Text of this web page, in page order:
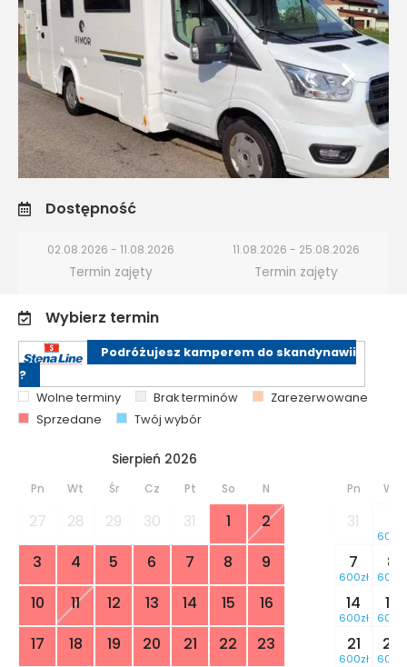
Dostępność
02.08.2026 - 11.08.2026
Termin zajęty
11.08.2026 - 25.08.2026
Termin zajęty
Wybierz termin
Podróżujesz kamperem do skandynawii
?
Wolne terminy
Brak terminów
Zarezerwowane
Sprzedane
Twój wybór
Sierpień 2026
Pn Wt Śr Cz Pt So N
27 28 29 30 31 1
2
3
4 5 6 7 8
9
10
11 12 13 14 15
16
17
18 19 20 21 22
23
Pn Wt
31
600zł
7
600zł
8
600zł
14
600zł
15
600zł
21
600zł
22
600zł